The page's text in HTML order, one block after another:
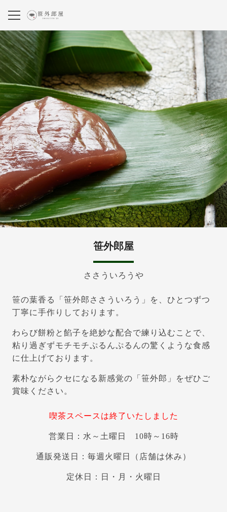
笹外郎屋
ささういろうや
笹の葉香る「笹外郎ささういろう」を、ひとつずつ
丁寧に手作りしております。
わらび餅粉と餡子を絶妙な配合で練り込むことで、
粘り過ぎずモチモチぷるんぷるんの驚くような食感
に仕上げております。
素朴ながらクセになる新感覚の「笹外郎」をぜひご
賞味ください。
喫茶スペースは終了いたしました
営業日：水～土曜日 10時～16時
通販発送日：毎週火曜日（店舗は休み）
定休日：日・月・火曜日